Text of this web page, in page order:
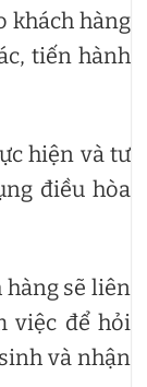
khách hàng
tiến hành
hiện và tư
điều hòa
hàng sẽ liên
việc để hỏi
và nhận